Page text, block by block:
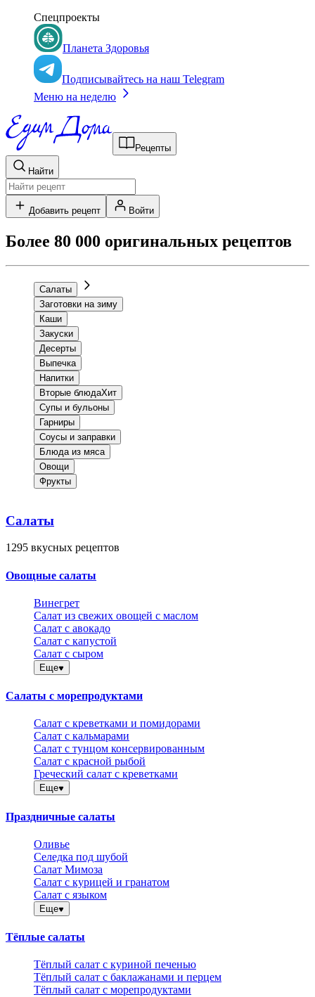
Спецпроекты
Планета Здоровья
Подписывайтесь на наш Telegram
Меню на неделю
Рецепты
Найти
Добавить рецепт Войти
Более 80 000 оригинальных рецептов
Салаты
Заготовки на зиму
Каши
Закуски
Десерты
Выпечка
Напитки
Вторые блюдаХит
Супы и бульоны
Гарниры
Соусы и заправки
Блюда из мяса
Овощи
Фрукты
Салаты
1295 вкусных рецептов
Овощные салаты
Винегрет
Салат из свежих овощей с маслом
Салат с авокадо
Салат с капустой
Салат с сыром
Еще
Салаты с морепродуктами
Салат с креветками и помидорами
Салат с кальмарами
Салат с тунцом консервированным
Салат с красной рыбой
Греческий салат с креветками
Еще
Праздничные салаты
Оливье
Селедка под шубой
Салат Мимоза
Салат с курицей и гранатом
Салат с языком
Еще
Тёплые салаты
Тёплый салат с куриной печенью
Тёплый салат с баклажанами и перцем
Тёплый салат с морепродуктами